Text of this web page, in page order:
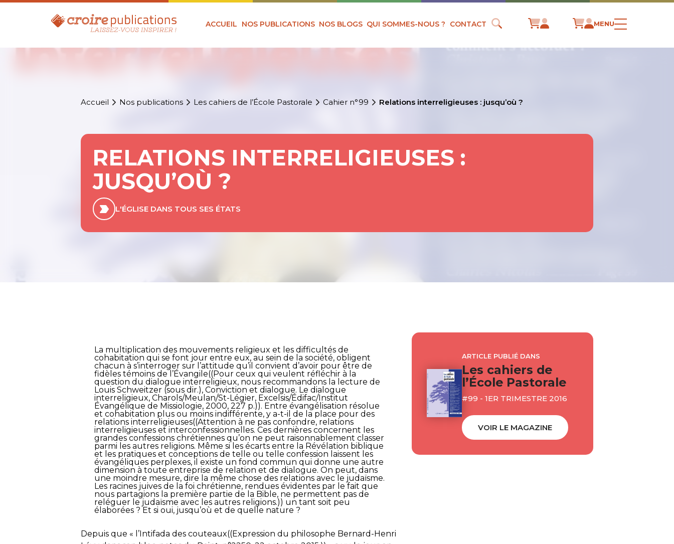
ACCUEIL NOS PUBLICATIONS NOS BLOGS QUI SOMMES-NOUS ? CONTACT MENU
Accueil Nos publications Les cahiers de l’École Pastorale Cahier n°99 Relations interreligieuses : jusqu’où ?
RELATIONS INTERRELIGIEUSES :
JUSQU’OÙ ?
L'ÉGLISE DANS TOUS SES ÉTATS
La multiplication des mouvements religieux et les difficultés de
cohabitation qui se font jour entre eux, au sein de la société, obligent
chacun à s’interroger sur l’attitude qu’il convient d’avoir pour être de
fidèles témoins de l’Évangile((Pour ceux qui veulent réfléchir à la
question du dialogue interreligieux, nous recommandons la lecture de
Louis Schweitzer (sous dir.), Conviction et dialogue. Le dialogue
interreligieux, Charols/Meulan/St-Légier, Excelsis/Édifac/Institut
Évangélique de Missiologie, 2000, 227 p.)). Entre évangélisation résolue
et cohabitation plus ou moins indifférente, y a-t-il de la place pour des
relations interreligieuses((Attention à ne pas confondre, relations
interreligieuses et interconfessionnelles. Ces dernières concernent les
grandes confessions chrétiennes qu’on ne peut raisonnablement classer
parmi les autres religions. Même si les écarts entre la Révélation biblique
et les pratiques et conceptions de telle ou telle confession laissent les
évangéliques perplexes, il existe un fond commun qui donne une autre
dimension à toute entreprise de relation et de dialogue. On peut, dans
une moindre mesure, dire la même chose des relations avec le judaïsme.
Les racines juives de la foi chrétienne, rendues évidentes par le fait que
nous partagions la première partie de la Bible, ne permettent pas de
reléguer le judaïsme avec les autres religions.)) un tant soit peu
élaborées ? Et si oui, jusqu’où et de quelle nature ?
Depuis que « l’Intifada des couteaux((Expression du philosophe Bernard-Henri
ARTICLE PUBLIÉ DANS
Les cahiers de
l’École Pastorale
#99 - 1ER TRIMESTRE 2016
VOIR LE MAGAZINE